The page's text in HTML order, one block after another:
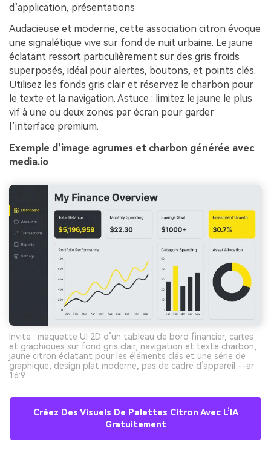
d’application, présentations
Audacieuse et moderne, cette association citron évoque
une signalétique vive sur fond de nuit urbaine. Le jaune
éclatant ressort particulièrement sur des gris froids
superposés, idéal pour alertes, boutons, et points clés.
Utilisez les fonds gris clair et réservez le charbon pour
le texte et la navigation. Astuce : limitez le jaune le plus
vif à une ou deux zones par écran pour garder
l’interface premium.
Exemple d’image agrumes et charbon générée avec
media.io
Invite : maquette UI 2D d’un tableau de bord financier, cartes
et graphiques sur fond gris clair, navigation et texte charbon,
jaune citron éclatant pour les éléments clés et une série de
graphique, design plat moderne, pas de cadre d’appareil --ar
16:9
Créez Des Visuels De Palettes Citron Avec L’IA
Gratuitement